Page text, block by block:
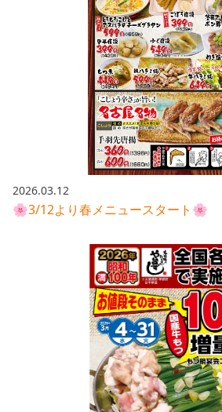
2026.03.12
🌸3/12より春メニュースタート🌸